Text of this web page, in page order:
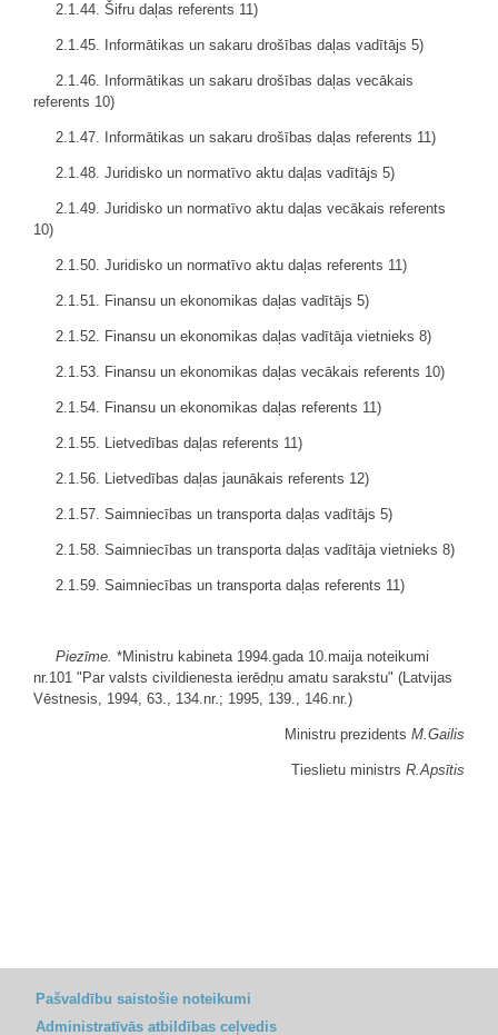
2.1.44. Šifru daļas referents 11)
2.1.45. Informātikas un sakaru drošības daļas vadītājs 5)
2.1.46. Informātikas un sakaru drošības daļas vecākais
referents 10)
2.1.47. Informātikas un sakaru drošības daļas referents 11)
2.1.48. Juridisko un normatīvo aktu daļas vadītājs 5)
2.1.49. Juridisko un normatīvo aktu daļas vecākais referents
10)
2.1.50. Juridisko un normatīvo aktu daļas referents 11)
2.1.51. Finansu un ekonomikas daļas vadītājs 5)
2.1.52. Finansu un ekonomikas daļas vadītāja vietnieks 8)
2.1.53. Finansu un ekonomikas daļas vecākais referents 10)
2.1.54. Finansu un ekonomikas daļas referents 11)
2.1.55. Lietvedības daļas referents 11)
2.1.56. Lietvedības daļas jaunākais referents 12)
2.1.57. Saimniecības un transporta daļas vadītājs 5)
2.1.58. Saimniecības un transporta daļas vadītāja vietnieks 8)
2.1.59. Saimniecības un transporta daļas referents 11)
Piezīme. *Ministru kabineta 1994.gada 10.maija noteikumi
nr.101 "Par valsts civildienesta ierēdņu amatu sarakstu" (Latvijas
Vēstnesis, 1994, 63., 134.nr.; 1995, 139., 146.nr.)
Ministru prezidents M.Gailis
Tieslietu ministrs R.Apsītis
Pašvaldību saistošie noteikumi
Administratīvās atbildības ceļvedis